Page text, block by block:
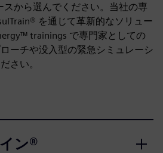
から選んでください。当社の専
を通じて革新的なソリュー
trainings で専門家としての
ーチや没入型の緊急シミュレーシ
さい。
ン®